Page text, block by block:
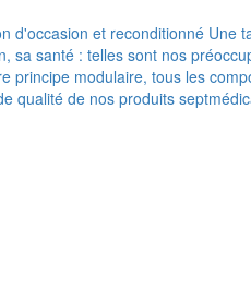
d'occasion et reconditionné
sa santé : telles sont nos
modulaire, tous les
qualité de nos produits